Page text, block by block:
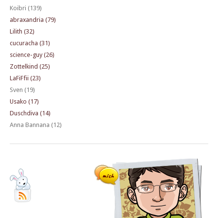
Koibri (139)
abraxandria (79)
Lilith (32)
cucuracha (31)
science-guy (26)
Zottelkind (25)
LaFiFfii (23)
Sven (19)
Usako (17)
Duschdiva (14)
Anna Bannana (12)